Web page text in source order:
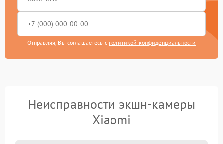
Отправляя, Вы соглашаетесь с политикой конфиденциальности
Неисправности экшн-камеры
Xiaomi